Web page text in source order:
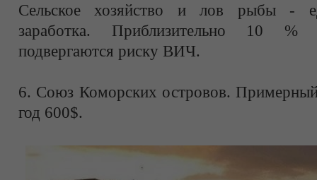
Сельское хозяйство и лов рыбы -
заработка. Приблизительно 10 %
подвергаются риску ВИЧ.
6. Союз Коморских островов.
год 600$.